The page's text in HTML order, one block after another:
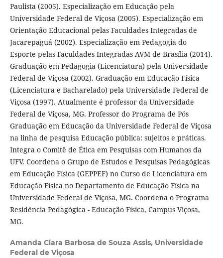
Paulista (2005). Especialização em Educação pela
Universidade Federal de Viçosa (2005). Especialização em
Orientação Educacional pelas Faculdades Integradas de
Jacarepaguá (2002). Especialização em Pedagogia do
Esporte pelas Faculdades Integradas AVM de Brasília (2014).
Graduação em Pedagogia (Licenciatura) pela Universidade
Federal de Viçosa (2002). Graduação em Educação Física
(Licenciatura e Bacharelado) pela Universidade Federal de
Viçosa (1997). Atualmente é professor da Universidade
Federal de Viçosa, MG. Professor do Programa de Pós
Graduação em Educação da Universidade Federal de Viçosa
na linha de pesquisa Educação pública: sujeitos e práticas.
Integra o Comitê de Ética em Pesquisas com Humanos da
UFV. Coordena o Grupo de Estudos e Pesquisas Pedagógicas
em Educação Física (GEPPEF) no Curso de Licenciatura em
Educação Física no Departamento de Educação Física na
Universidade Federal de Viçosa, MG. Coordena o Programa
Residência Pedagógica - Educação Física, Campus Viçosa,
MG.
Amanda Clara Barbosa de Souza Assis, Universidade
Federal de Viçosa